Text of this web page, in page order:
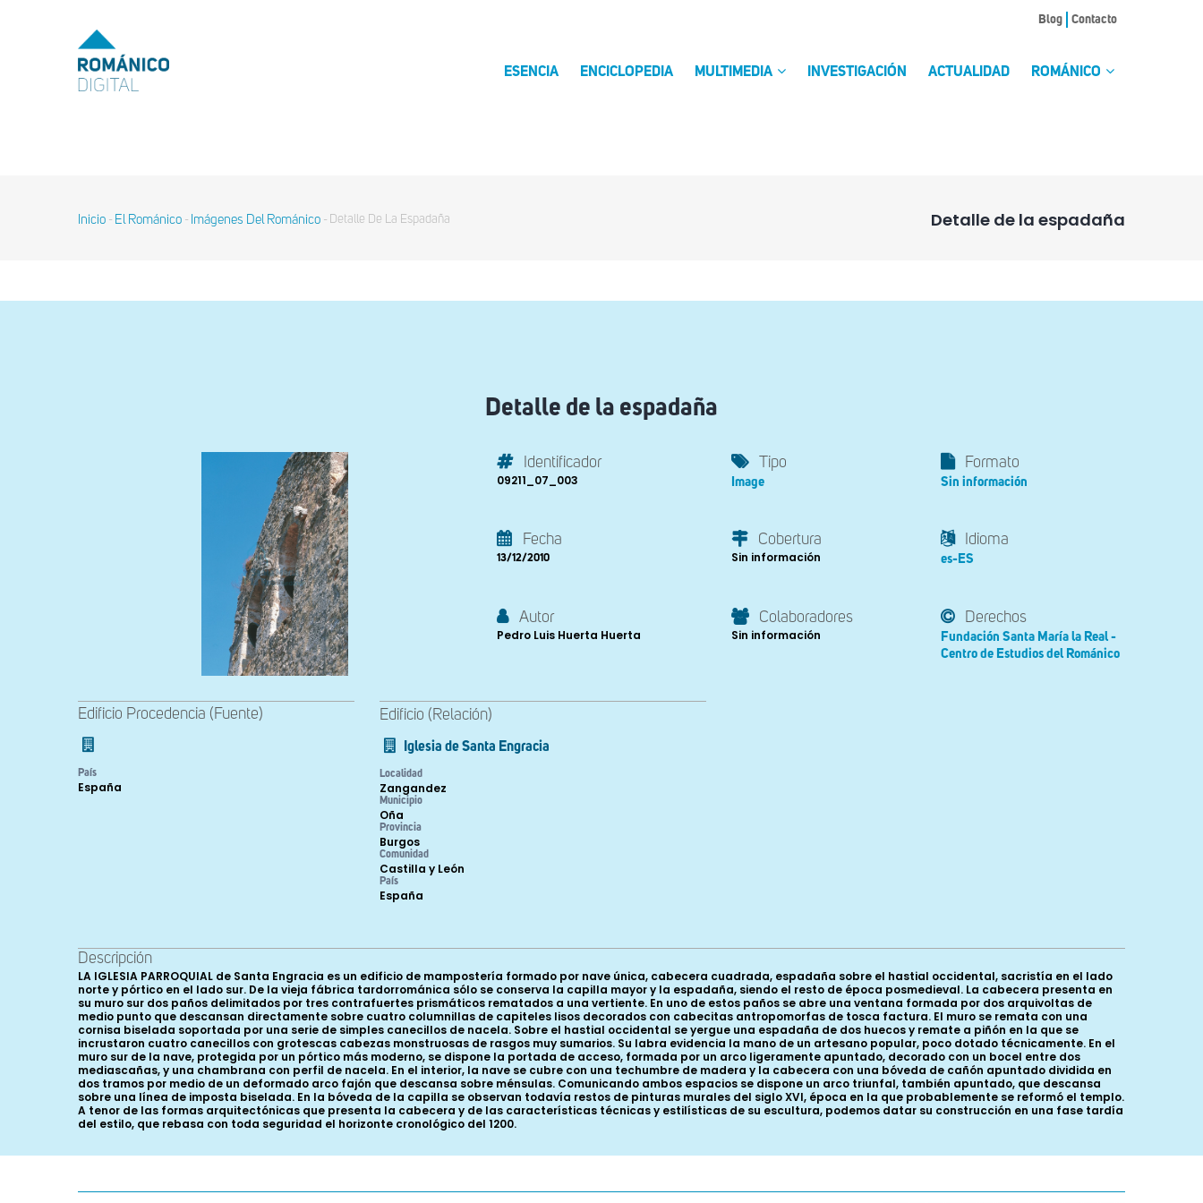
MENU
TOP
Blog Contacto
ESENCIA ENCICLOPEDIA MULTIMEDIA INVESTIGACIÓN ACTUALIDAD ROMÁNICO
Detalle de la espadaña
Sobrescribir
Inicio - El Románico - Imágenes Del Románico - Detalle De La Espadaña
Detalle de la espadaña
Identificador
09211_07_003
Tipo
Image
Formato
Sin información
Fecha
13/12/2010
Cobertura
Sin información
Idioma
es-ES
Autor
Pedro Luis Huerta Huerta
Colaboradores
Sin información
Derechos
Fundación Santa María la Real -
Centro de Estudios del Románico
Edificio Procedencia (Fuente)
País
España
Edificio (Relación)
Iglesia de Santa Engracia
Localidad
Zangandez
Municipio
Oña
Provincia
Burgos
Comunidad
Castilla y León
País
España
Descripción
LA IGLESIA PARROQUIAL de Santa Engracia es un edificio de mampostería formado por nave única, cabecera cuadrada, espadaña sobre el hastial occidental, sacristía en el lado
norte y pórtico en el lado sur. De la vieja fábrica tardorrománica sólo se conserva la capilla mayor y la espadaña, siendo el resto de época posmedieval. La cabecera presenta en
su muro sur dos paños delimitados por tres contrafuertes prismáticos rematados a una vertiente. En uno de estos paños se abre una ventana formada por dos arquivoltas de
medio punto que descansan directamente sobre cuatro columnillas de capiteles lisos decorados con cabecitas antropomorfas de tosca factura. El muro se remata con una
cornisa biselada soportada por una serie de simples canecillos de nacela. Sobre el hastial occidental se yergue una espadaña de dos huecos y remate a piñón en la que se
incrustaron cuatro canecillos con grotescas cabezas monstruosas de rasgos muy sumarios. Su labra evidencia la mano de un artesano popular, poco dotado técnicamente. En el
muro sur de la nave, protegida por un pórtico más moderno, se dispone la portada de acceso, formada por un arco ligeramente apuntado, decorado con un bocel entre dos
mediascañas, y una chambrana con perfil de nacela. En el interior, la nave se cubre con una techumbre de madera y la cabecera con una bóveda de cañón apuntado dividida en
dos tramos por medio de un deformado arco fajón que descansa sobre ménsulas. Comunicando ambos espacios se dispone un arco triunfal, también apuntado, que descansa
sobre una línea de imposta biselada. En la bóveda de la capilla se observan todavía restos de pinturas murales del siglo XVI, época en la que probablemente se reformó el templo.
A tenor de las formas arquitectónicas que presenta la cabecera y de las características técnicas y estilísticas de su escultura, podemos datar su construcción en una fase tardía
del estilo, que rebasa con toda seguridad el horizonte cronológico del 1200.